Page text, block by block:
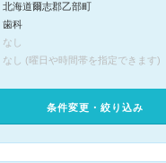
北海道爾志郡乙部町
歯科
なし
なし (曜日や時間帯を指定できます)
条件変更・絞り込み